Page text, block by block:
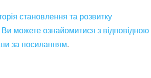
становлення та розвитку
Ви можете ознайомитися з відповідною
за посиланням.